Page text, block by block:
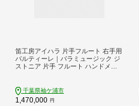
笛工房アイハラ 片手フルート 右手用
パルティーレ｜パラミュージック ジ
ストニア 片手 フルート ハンドメイ
7] 千葉県袖ケ浦市
1,470,000 円